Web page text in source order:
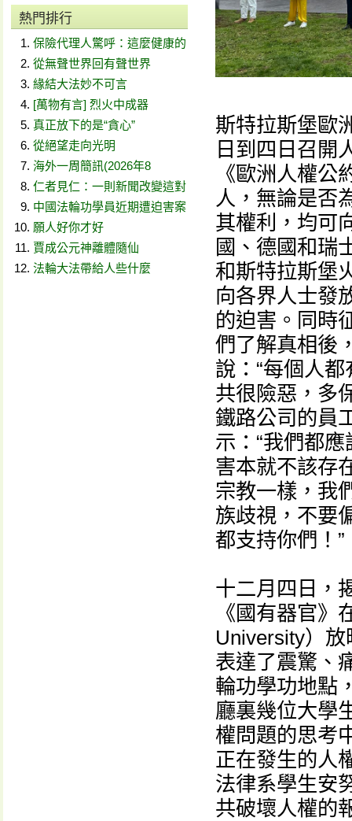
熱門排行
保險代理人驚呼：這麼健康的
從無聲世界回有聲世界
緣結大法妙不可言
[萬物有言] 烈火中成器
真正放下的是“貪心”
從絕望走向光明
海外一周簡訊(2026年8
仁者見仁：一則新聞改變這對
中國法輪功學員近期遭迫害案
願人好你才好
賈成公元神離體隨仙
法輪大法帶給人些什麼
斯特拉斯堡歐
日到四日召開
《歐洲人權
人，無論是否
其權利，均可
國、德國和瑞
和斯特拉斯堡
向各界人士發
的迫害。同時
們了解真相後
說：“每個人
共很險惡，多
鐵路公司的員
示：“我們都
害本就不該存
宗教一樣，我
族歧視，不要
都支持你們！”
十二月四日，
《國有器官
University）
表達了震驚、
輪功學功地點
廳裏幾位大學
權問題的思考
正在發生的人
法律系學生安
共破壞人權的